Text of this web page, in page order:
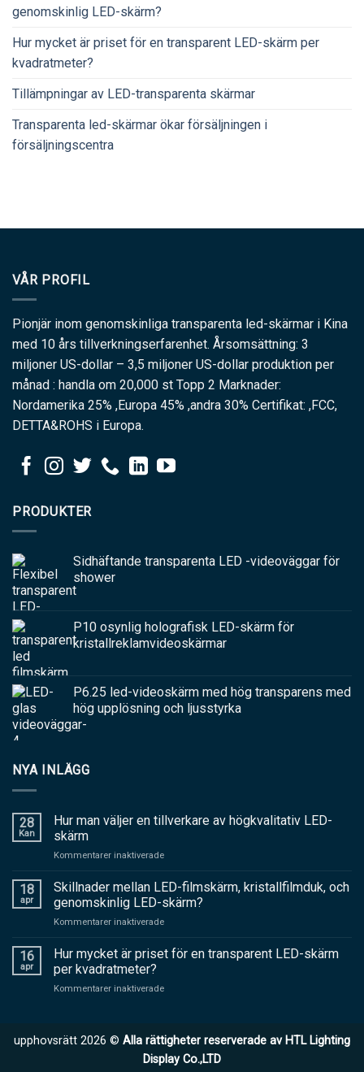
genomskinlig LED-skärm?
Hur mycket är priset för en transparent LED-skärm per
kvadratmeter?
Tillämpningar av LED-transparenta skärmar
Transparenta led-skärmar ökar försäljningen i
försäljningscentra
VÅR PROFIL
Pionjär inom genomskinliga transparenta led-skärmar i Kina
med 10 års tillverkningserfarenhet. Årsomsättning: 3
miljoner US-dollar – 3,5 miljoner US-dollar produktion per
månad : handla om 20,000 st Topp 2 Marknader:
Nordamerika 25% ,Europa 45% ,andra 30% Certifikat: ,FCC,
DETTA&ROHS i Europa.
PRODUKTER
Sidhäftande transparenta LED -videoväggar för
shower
P10 osynlig holografisk LED-skärm för
kristallreklamvideoskärmar
P6.25 led-videoskärm med hög transparens med
hög upplösning och ljusstyrka
NYA INLÄGG
28
Kan
Hur man väljer en tillverkare av högkvalitativ LED-
skärm
Kommentarer inaktiveradepå
man
väljer
en
tillverkare
högkvalitativ
18
apr
Skillnader mellan LED-filmskärm, kristallfilmduk, och
genomskinlig LED-skärm?
Kommentarer inaktiveradepå
mellan
kristallfilmduk,
skärm?
16
apr
Hur mycket är priset för en transparent LED-skärm
per kvadratmeter?
Kommentarer inaktiveradepå
priset
för
upphovsrätt 2026 © Alla rättigheter reserverade av HTL Lighting
Display Co.,LTD